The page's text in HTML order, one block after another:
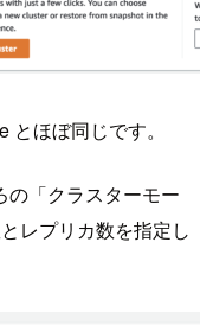
ほぼ同じです。
「クラスターモー
レプリカ数を指定し